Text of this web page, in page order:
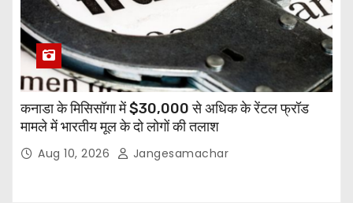
कनाडा के मिसिसॉगा में $30,000 से अधिक के रेंटल फ्रॉड
मामले में भारतीय मूल के दो लोगों की तलाश
Aug 10, 2026 Jangesamachar